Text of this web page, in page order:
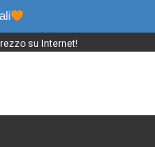
su Internet!